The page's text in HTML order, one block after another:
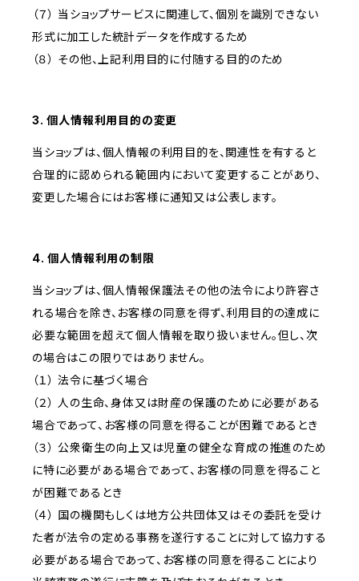
（７） 当ショップサービスに関連して、個別を識別できない
形式に加工した統計データを作成するため
（８） その他、上記利用目的に付随する目的のため
3. 個人情報利用目的の変更
当ショップは、個人情報の利用目的を、関連性を有すると
合理的に認められる範囲内において変更することがあり、
変更した場合にはお客様に通知又は公表します。
4. 個人情報利用の制限
当ショップは、個人情報保護法その他の法令により許容さ
れる場合を除き、お客様の同意を得ず、利用目的の達成に
必要な範囲を超えて個人情報を取り扱いません。但し、次
の場合はこの限りではありません。
（１） 法令に基づく場合
（２） 人の生命、身体又は財産の保護のために必要がある
場合であって、お客様の同意を得ることが困難であるとき
（３） 公衆衛生の向上又は児童の健全な育成の推進のため
に特に必要がある場合であって、お客様の同意を得ること
が困難であるとき
（４） 国の機関もしくは地方公共団体又はその委託を受け
た者が法令の定める事務を遂行することに対して協力する
必要がある場合であって、お客様の同意を得ることにより